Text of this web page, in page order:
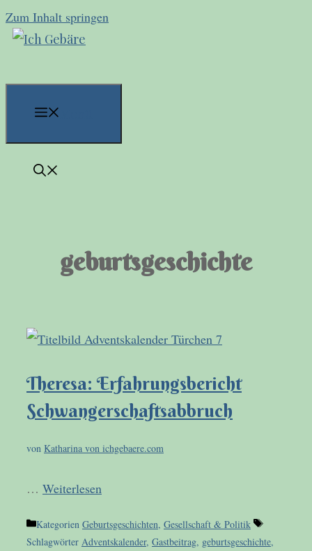
Zum Inhalt springen
geburtsgeschichte
Theresa: Erfahrungsbericht
Schwangerschaftsabbruch
von Katharina von ichgebaere.com
… Weiterlesen
Kategorien Geburtsgeschichten, Gesellschaft & Politik
Schlagwörter Adventskalender, Gastbeitrag, geburtsgeschichte,